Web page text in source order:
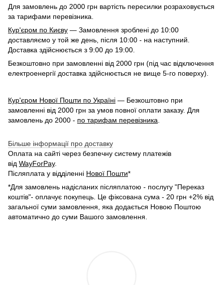
Для замовлень до 2000 грн вартість пересилки розраховується
за тарифами перевізника.
Кур'єром по Києву — Замовлення зроблені до 10:00
доставляємо у той же день, після 10:00 - на наступний.
Доставка здійснюється з 9:00 до 19:00.
Безкоштовно при замовленні від 2000 грн (під час відключення
електроенергії доставка здійснюється не вище 5-го поверху).
Кур'єром Нової Пошти по Україні — Безкоштовно при
замовленні від 2000 грн за умов повної оплати заказу. Для
замовлень до 2000 - по тарифам перевізника
Більше інформації про доставку
Оплата на сайті через безпечну систему платежів
від WayForPay.
Післяплата у відділенні Нової Пошти*
*Для замовлень надісланих післяплатою - послугу "Переказ
коштів"- оплачує покупець. Це фіксована сума - 20 грн +2% від
загальної суми замовлення, яка додається Новою Поштою
автоматично до суми Вашого замовлення.